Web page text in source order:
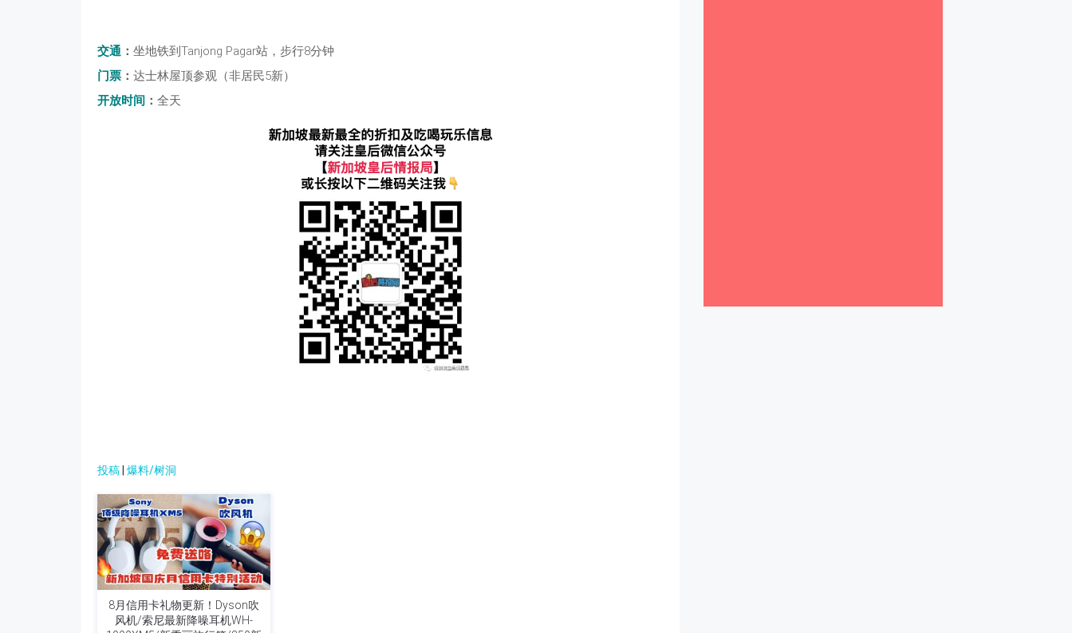
交通 ： 坐地铁到Tanjong Pagar站，步行8分钟
门票 ： 达士林屋顶参观（非居民5新）
开放时间 ： 全天
投稿| 爆料/树洞
8月信用卡礼物更新！Dyson吹
风机/索尼最新降噪耳机WH-